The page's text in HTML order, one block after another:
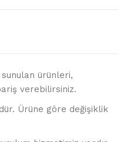
sunulan ürünleri,
verebilirsiniz.
Ürüne göre değişiklik